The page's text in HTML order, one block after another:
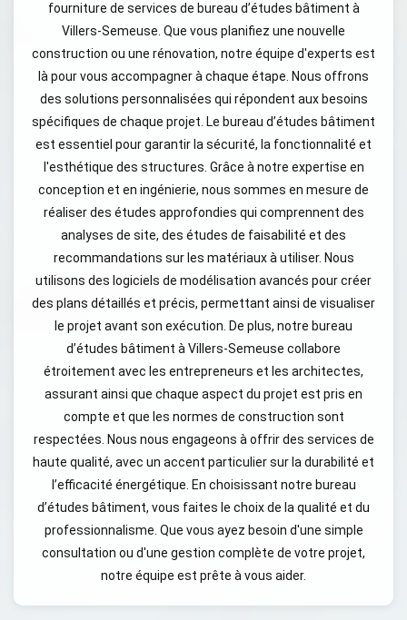
fourniture de services de bureau d’études bâtiment à
Villers-Semeuse. Que vous planifiez une nouvelle
construction ou une rénovation, notre équipe d'experts est
là pour vous accompagner à chaque étape. Nous offrons
des solutions personnalisées qui répondent aux besoins
spécifiques de chaque projet. Le bureau d’études bâtiment
est essentiel pour garantir la sécurité, la fonctionnalité et
l'esthétique des structures. Grâce à notre expertise en
conception et en ingénierie, nous sommes en mesure de
réaliser des études approfondies qui comprennent des
analyses de site, des études de faisabilité et des
recommandations sur les matériaux à utiliser. Nous
utilisons des logiciels de modélisation avancés pour créer
des plans détaillés et précis, permettant ainsi de visualiser
le projet avant son exécution. De plus, notre bureau
d’études bâtiment à Villers-Semeuse collabore
étroitement avec les entrepreneurs et les architectes,
assurant ainsi que chaque aspect du projet est pris en
compte et que les normes de construction sont
respectées. Nous nous engageons à offrir des services de
haute qualité, avec un accent particulier sur la durabilité et
l’efficacité énergétique. En choisissant notre bureau
d’études bâtiment, vous faites le choix de la qualité et du
professionnalisme. Que vous ayez besoin d'une simple
consultation ou d'une gestion complète de votre projet,
notre équipe est prête à vous aider.